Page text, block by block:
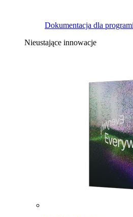
Dokumentacja dla
Nieustające innowacje